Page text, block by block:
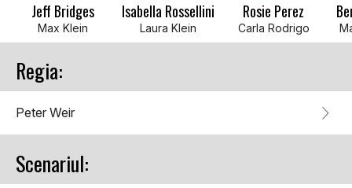
Jeff Bridges
Max Klein
Isabella Rossellini
Laura Klein
Rosie Perez
Carla Rodrigo
Regia:
Peter Weir
Scenariul: